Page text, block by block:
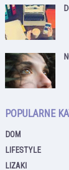
POPULARNE
DOM
LIFESTYLE
LIZAKI